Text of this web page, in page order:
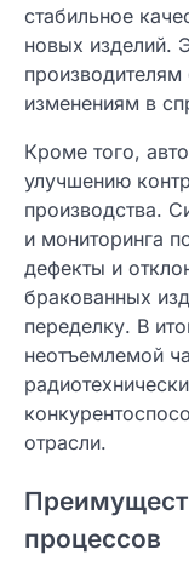
стабильное
новых изделий.
производителям
изменениям в
Кроме того,
улучшению
производства.
и мониторинга
дефекты и
бракованных
переделку. В
неотъемлемой
отрасли.
процессов